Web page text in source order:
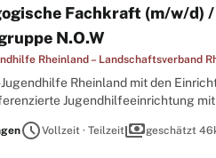
Fachkraft (m/w/
N.O.W
Rheinland – Landschaftsverband
Jugendhilfe Rheinland mit den
Jugendhilfeeinrichtung mit
scheduleVollzeit · Teilzeitpaymentsgeschätzt